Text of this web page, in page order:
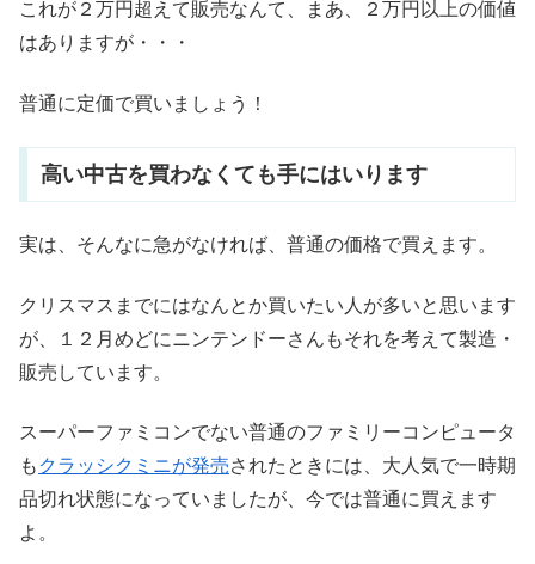
これが２万円超えて販売なんて、まあ、２万円以上の価値
はありますが・・・
普通に定価で買いましょう！
高い中古を買わなくても手にはいります
実は、そんなに急がなければ、普通の価格で買えます。
クリスマスまでにはなんとか買いたい人が多いと思います
が、１２月めどにニンテンドーさんもそれを考えて製造・
販売しています。
スーパーファミコンでない普通のファミリーコンピュータ
も クラッシクミニが発売されたときには、大人気で一時期
品切れ状態になっていましたが、今では普通に買えます
よ。